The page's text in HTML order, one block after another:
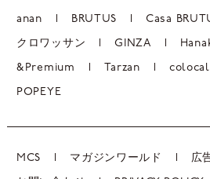
anan BRUTUS Casa
クロワッサン GINZA
&Premium Tarzan colocal
POPEYE
MCS マガジンワールド 広